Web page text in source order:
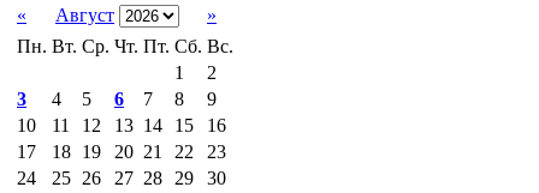
«
Август
»
Пн. Вт. Ср. Чт. Пт. Сб. Вс.
1
2
3
4 5 6 7 8
9
10
11 12 13 14 15
16
17
18 19 20 21 22
23
24
25 26 27 28 29
30